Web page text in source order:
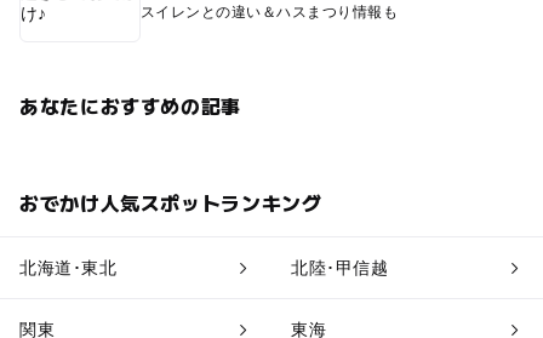
スイレンとの違い＆ハスまつり情報も
あなたにおすすめの記事
おでかけ人気スポットランキング
北海道･東北 北陸･甲信越
関東 東海